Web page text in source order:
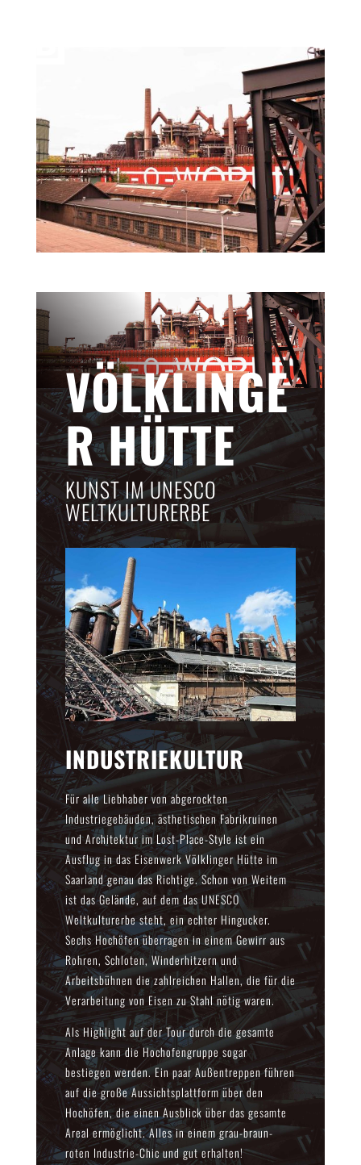
VÖLKLINGE
R HÜTTE
KUNST IM UNESCO
WELTKULTURERBE
INDUSTRIEKULTUR
Für alle Liebhaber von abgerockten
Industriegebäuden, ästhetischen Fabrikruinen
und Architektur im Lost-Place-Style ist ein
Ausflug in das Eisenwerk Völklinger Hütte im
Saarland genau das Richtige. Schon von Weitem
ist das Gelände, auf dem das UNESCO
Weltkulturerbe steht, ein echter Hingucker.
Sechs Hochöfen überragen in einem Gewirr aus
Rohren, Schloten, Winderhitzern und
Arbeitsbühnen die zahlreichen Hallen, die für die
Verarbeitung von Eisen zu Stahl nötig waren.
Als Highlight auf der Tour durch die gesamte
Anlage kann die Hochofengruppe sogar
bestiegen werden. Ein paar Außentreppen führen
auf die große Aussichtsplattform über den
Hochöfen, die einen Ausblick über das gesamte
Areal ermöglicht. Alles in einem grau-braun-
roten Industrie-Chic und gut erhalten!